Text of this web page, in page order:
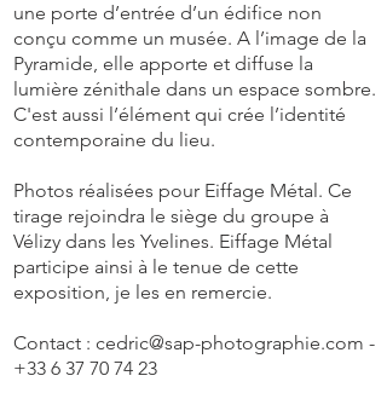
une porte d’entrée d’un édifice non
conçu comme un musée. A l’image de la
Pyramide, elle apporte et diffuse la
lumière zénithale dans un espace sombre.
C'est aussi l’élément qui crée l’identité
contemporaine du lieu.
Photos réalisées pour Eiffage Métal. Ce
tirage rejoindra le siège du groupe à
Vélizy dans les Yvelines. Eiffage Métal
participe ainsi à le tenue de cette
exposition, je les en remercie.
Contact : cedric@sap-photographie.com -
+33 6 37 70 74 23